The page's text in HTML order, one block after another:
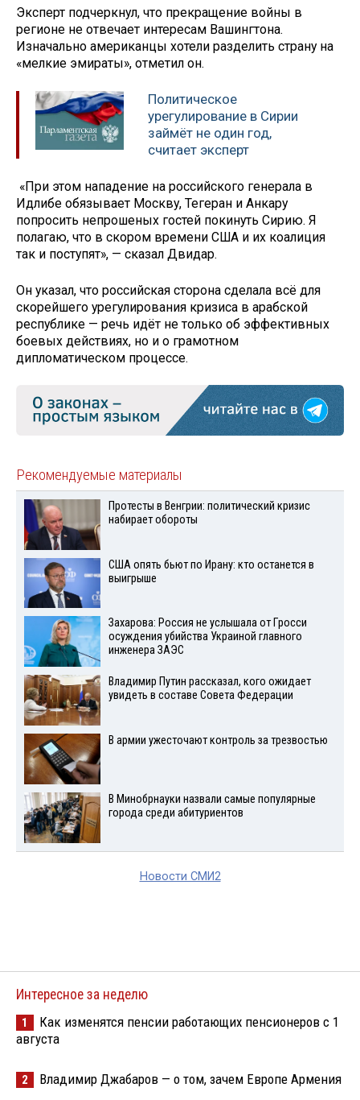
Эксперт подчеркнул, что прекращение войны в
регионе не отвечает интересам Вашингтона.
Изначально американцы хотели разделить страну на
«мелкие эмираты», отметил он.
Политическое
урегулирование в Сирии
займёт не один год,
считает эксперт
«При этом нападение на российского генерала в
Идлибе обязывает Москву, Тегеран и Анкару
попросить непрошеных гостей покинуть Сирию. Я
полагаю, что в скором времени США и их коалиция
так и поступят», — сказал Двидар.
Он указал, что российская сторона сделала всё для
скорейшего урегулирования кризиса в арабской
республике — речь идёт не только об эффективных
боевых действиях, но и о грамотном
дипломатическом процессе.
Рекомендуемые материалы
Протесты в Венгрии: политический кризис
набирает обороты
США опять бьют по Ирану: кто останется в
выигрыше
Захарова: Россия не услышала от Гросси
осуждения убийства Украиной главного
инженера ЗАЭС
Владимир Путин рассказал, кого ожидает
увидеть в составе Совета Федерации
В армии ужесточают контроль за трезвостью
В Минобрнауки назвали самые популярные
города среди абитуриентов
Новости СМИ2
Интересное за неделю
1
Как изменятся пенсии работающих пенсионеров с 1
августа
2 Владимир Джабаров — о том, зачем Европе Армения